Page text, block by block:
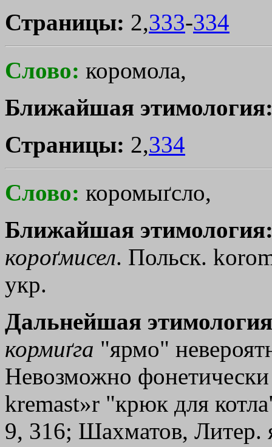
Страницы: 2,333-334
Слово: коромола,
Ближайшая
Страницы: 2,334
Слово: коромыґсло,
Ближайшая
короґмисел. Польск.
укр.
Дальнейшая
кормиґга "ярмо"
Невозможно фонетически
kremast»r "крюк для
9, 316; Шахматов, Литер.